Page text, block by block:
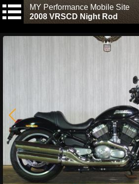
MY Performance Mobile Site
2008 VRSCD Night Rod